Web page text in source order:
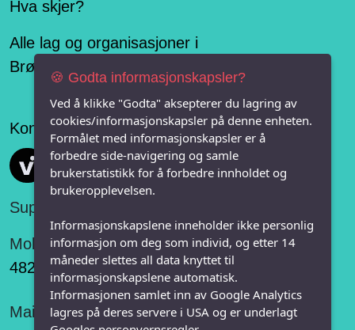
Hva skjer?
Alle lag og organisasjoner i
Brønnøysundregisteret
Konseptet er levert av
Vi FRITID
Support:
Mobil:
482 75 848
Mail:
🍪 Godta informasjonskapsler?
Ved å klikke "Godta" aksepterer du lagring av
cookies/informasjonskapsler på denne enheten.
Formålet med informasjonskapsler er å
forbedre side-navigering og samle
brukerstatistikk for å forbedre innholdet og
brukeropplevelsen.
Informasjonskapslene inneholder ikke personlig
informasjon om deg som individ, og etter 14
måneder slettes all data knyttet til
informasjonskapslene automatisk.
Informasjonen samlet inn av Google Analytics
lagres på deres servere i USA og er underlagt